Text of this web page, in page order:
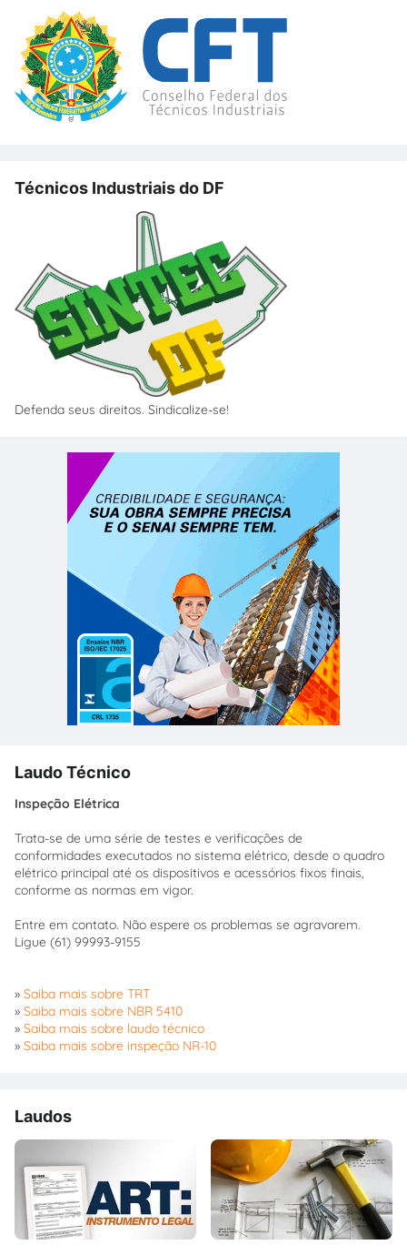
Técnicos Industriais do DF
Defenda seus direitos. Sindicalize-se!
Laudo Técnico
Inspeção Elétrica
Trata-se de uma série de testes e verificações de
conformidades executados no sistema elétrico, desde o quadro
elétrico principal até os dispositivos e acessórios fixos finais,
conforme as normas em vigor.
Entre em contato. Não espere os problemas se agravarem.
Ligue (61) 99993-9155
» Saiba mais sobre TRT
» Saiba mais sobre NBR 5410
» Saiba mais sobre laudo técnico
» Saiba mais sobre inspeção NR-10
Laudos